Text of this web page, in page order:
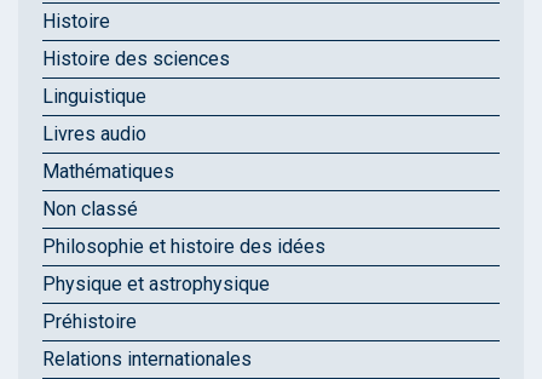
Histoire
Histoire des sciences
Linguistique
Livres audio
Mathématiques
Non classé
Philosophie et histoire des idées
Physique et astrophysique
Préhistoire
Relations internationales